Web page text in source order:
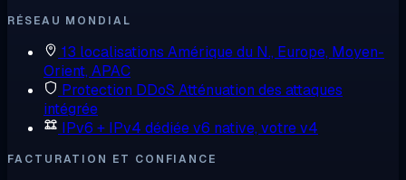
RÉSEAU MONDIAL
13 localisations Amérique du N., Europe, Moyen-
Orient, APAC
Protection DDoS Atténuation des attaques
intégrée
IPv6 + IPv4 dédiéev6 native, votre v4
FACTURATION ET CONFIANCE